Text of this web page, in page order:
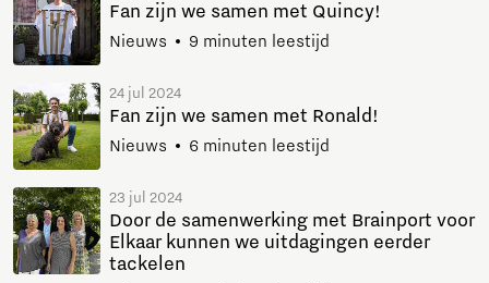
Fan zijn we samen met Quincy!
Nieuws 9 minuten leestijd
24 jul 2024
Fan zijn we samen met Ronald!
Nieuws 6 minuten leestijd
23 jul 2024
Door de samenwerking met Brainport voor
Elkaar kunnen we uitdagingen eerder
tackelen